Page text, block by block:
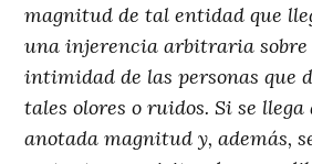
magnitud de tal entidad que
una injerencia arbitraria sobre
intimidad de las personas que
tales olores o ruidos. Si se
anotada magnitud y, además,